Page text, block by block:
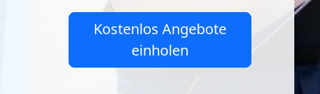
Kostenlos Angebote
einholen